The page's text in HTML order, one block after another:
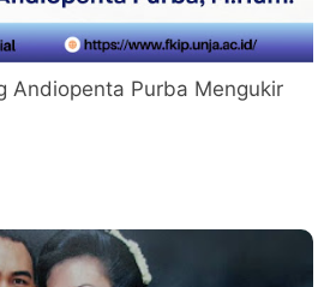
Andiopenta Purba Mengukir